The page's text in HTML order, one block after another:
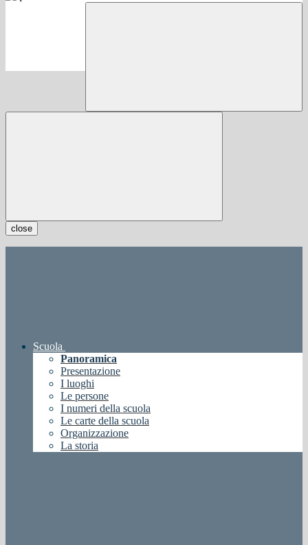
close
Scuola
Panoramica
Presentazione
I luoghi
Le persone
I numeri della scuola
Le carte della scuola
Organizzazione
La storia